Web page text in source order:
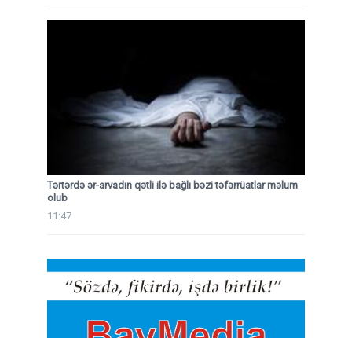
Tərtərdə ər-arvadın qətli ilə bağlı bəzi təfərrüatlar məlum
olub
11:47